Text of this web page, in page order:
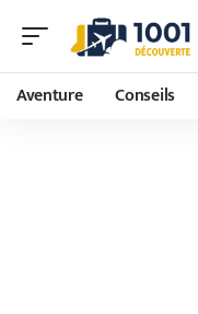
Aventure Conseils